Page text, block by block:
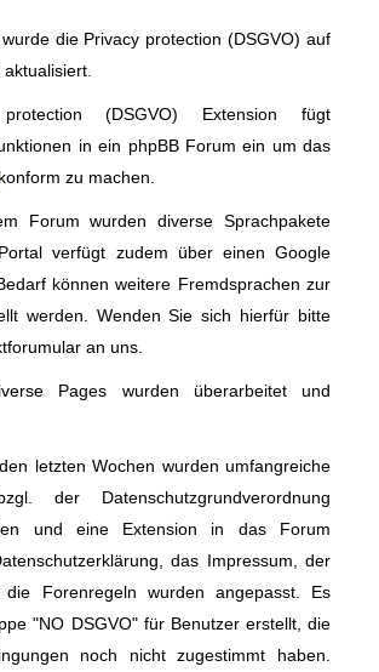
die Privacy protection (DSGVO) auf
aktualisiert.
(DSGVO) Extension fügt
in ein phpBB Forum ein um das
konform zu machen.
Forum wurden diverse Sprachpakete
verfügt zudem über einen Google
können weitere Fremdsprachen zur
werden. Wenden Sie sich hierfür bitte
an uns.
Pages wurden überarbeitet und
letzten Wochen wurden umfangreiche
der Datenschutzgrundverordnung
und eine Extension in das Forum
das Impressum, der
die Forenregeln wurden angepasst. Es
"NO DSGVO" für Benutzer erstellt, die
noch nicht zugestimmt haben.